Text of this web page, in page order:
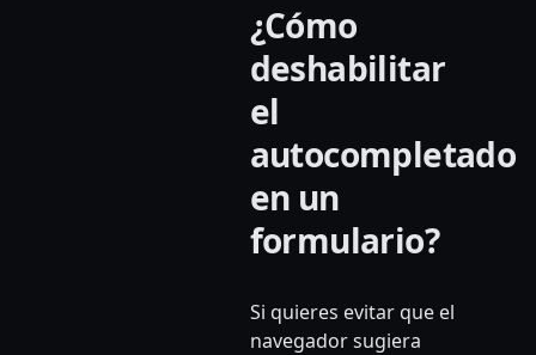
¿Cómo
deshabilitar
el
autocompletado
en un
formulario?
Si quieres evitar que el
navegador sugiera